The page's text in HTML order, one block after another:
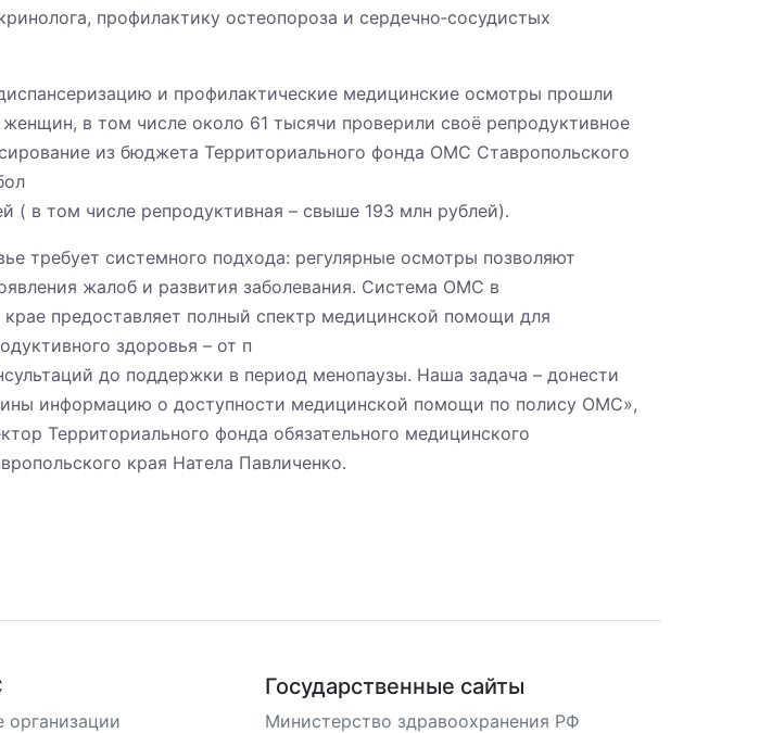
профилактику остеопороза и сердечно‑сосудистых
и профилактические медицинские осмотры прошли
в том числе около 61 тысячи проверили своё репродуктивное
из бюджета Территориального фонда ОМС Ставропольского
( в том числе репродуктивная – свыше 193 млн рублей).
требует системного подхода: регулярные осмотры позволяют
жалоб и развития заболевания. Система ОМС в
предоставляет полный спектр медицинской помощи для
здоровья – от п
до поддержки в период менопаузы. Наша задача – донести
информацию о доступности медицинской помощи по полису ОМС»,
Территориального фонда обязательного медицинского
края Натела Павличенко.
Государственные сайты
Министерство здравоохранения РФ